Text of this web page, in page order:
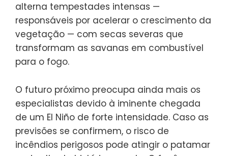
alterna tempestades intensas —
responsáveis por acelerar o crescimento da
vegetação — com secas severas que
transformam as savanas em combustível
para o fogo.
O futuro próximo preocupa ainda mais os
especialistas devido à iminente chegada
de um El Niño de forte intensidade. Caso as
previsões se confirmem, o risco de
incêndios perigosos pode atingir o patamar